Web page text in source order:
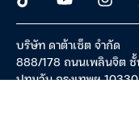
บริษัท ดาต้าเซ็ต จำกัด
888/178 ถนนเพลินจิต ชั้
ปทุมวัน กรุงเทพฯ 10330